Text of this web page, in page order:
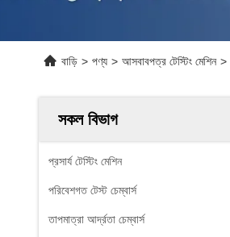
বাড়ি > পণ্য > আসবাবপত্র টেস্টিং মেশিন >
সকল বিভাগ
প্রসার্য টেস্টিং মেশিন
পরিবেশগত টেস্ট চেম্বার্স
তাপমাত্রা আর্দ্রতা চেম্বার্স